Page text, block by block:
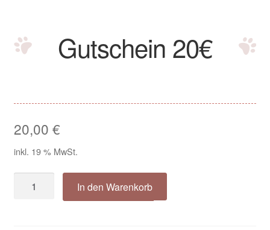
City Halsbänder
Herzilein Halsbänder
Landhaus Halsbänder
Savanna Halsbänder
Gutschein 20€
20,00 €
inkl. 19 % MwSt.
In den Warenkorb